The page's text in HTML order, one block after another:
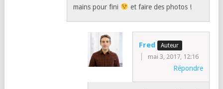
mains pour fini
et faire des photos !
Fred
mai 3, 2017, 12:16
Répondre